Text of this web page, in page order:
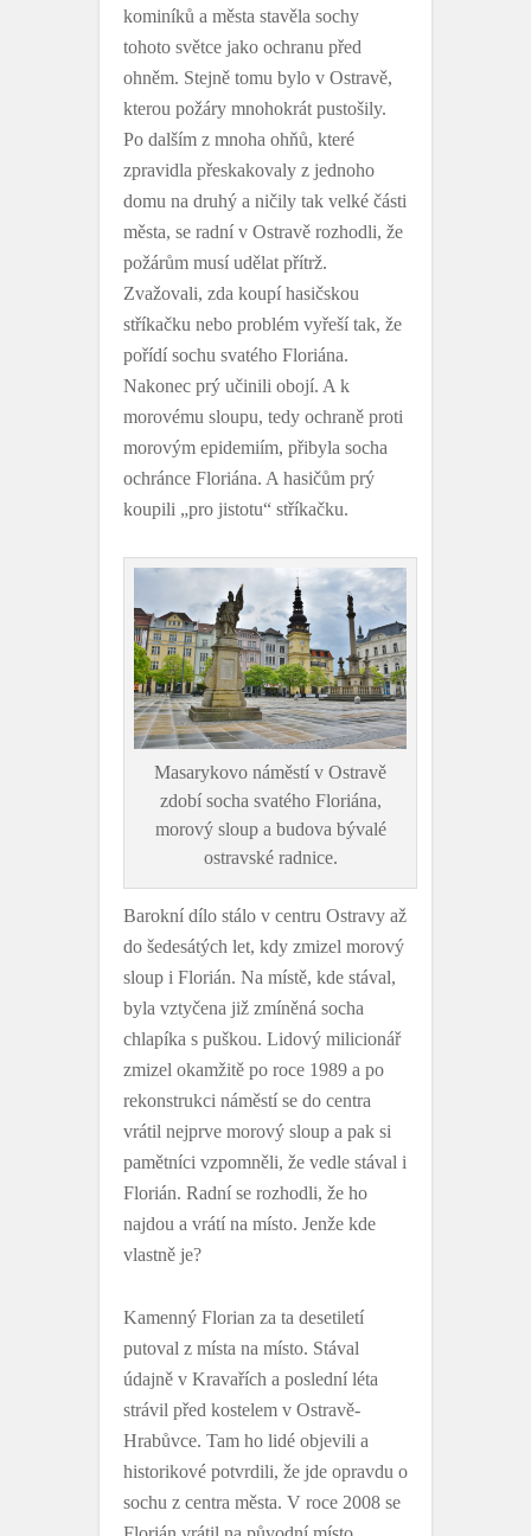
kominíků a města stavěla sochy
tohoto světce jako ochranu před
ohněm. Stejně tomu bylo v Ostravě,
kterou požáry mnohokrát pustošily.
Po dalším z mnoha ohňů, které
zpravidla přeskakovaly z jednoho
domu na druhý a ničily tak velké části
města, se radní v Ostravě rozhodli, že
požárům musí udělat přítrž.
Zvažovali, zda koupí hasičskou
stříkačku nebo problém vyřeší tak, že
pořídí sochu svatého Floriána.
Nakonec prý učinili obojí. A k
morovému sloupu, tedy ochraně proti
morovým epidemiím, přibyla socha
ochránce Floriána. A hasičům prý
koupili „pro jistotu“ stříkačku.
Masarykovo náměstí v Ostravě
zdobí socha svatého Floriána,
morový sloup a budova bývalé
ostravské radnice.
Barokní dílo stálo v centru Ostravy až
do šedesátých let, kdy zmizel morový
sloup i Florián. Na místě, kde stával,
byla vztyčena již zmíněná socha
chlapíka s puškou. Lidový milicionář
zmizel okamžitě po roce 1989 a po
rekonstrukci náměstí se do centra
vrátil nejprve morový sloup a pak si
pamětníci vzpomněli, že vedle stával i
Florián. Radní se rozhodli, že ho
najdou a vrátí na místo. Jenže kde
vlastně je?
Kamenný Florian za ta desetiletí
putoval z místa na místo. Stával
údajně v Kravařích a poslední léta
strávil před kostelem v Ostravě-
Hrabůvce. Tam ho lidé objevili a
historikové potvrdili, že jde opravdu o
sochu z centra města. V roce 2008 se